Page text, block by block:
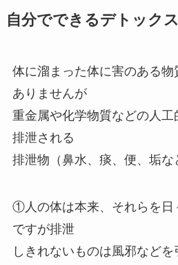
自分でできるデトックス
体に溜まった体に害のある
ありませんが
重金属や化学物質などの人工
排泄される
排泄物（鼻水、痰、便、垢な
①人の体は本来、それらを日
ですが排泄
しきれないものは風邪など